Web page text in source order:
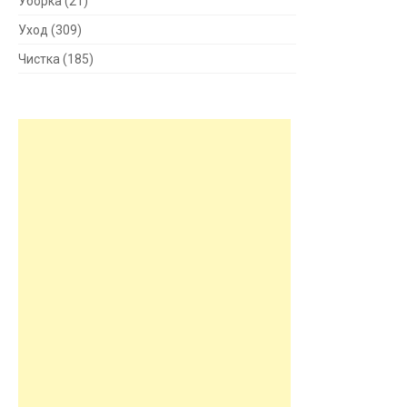
Уход (309)
Чистка (185)